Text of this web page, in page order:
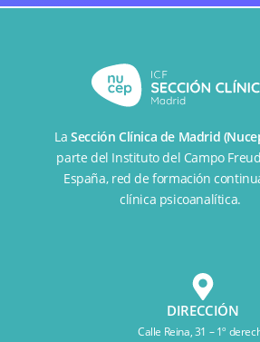
LaSección Clínica de Madrid
parte del Instituto del Campo
España, red de formación
clínica psicoanalítica.
DIRECCIÓN
Calle Reina, 31 – 1º